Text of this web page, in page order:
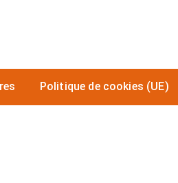
Politique de cookies (UE)